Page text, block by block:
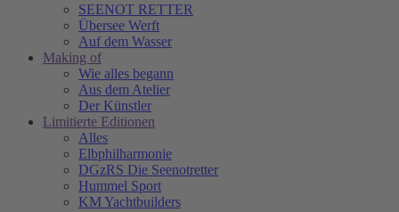
SEENOT RETTER
Übersee Werft
Auf dem Wasser
Making of
Wie alles begann
Aus dem Atelier
Der Künstler
Limitierte Editionen
Alles
Elbphilharmonie
DGzRS Die Seenotretter
Hummel Sport
KM Yachtbuilders